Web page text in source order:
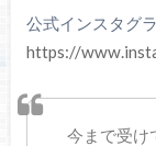
公式インスタグ
https://
今まで受け